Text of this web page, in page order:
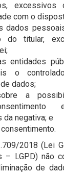
com o
dados
do titular,
entidades
o
dados;
a
da negativa; e
2018 (Lei
– LGPD) não
de